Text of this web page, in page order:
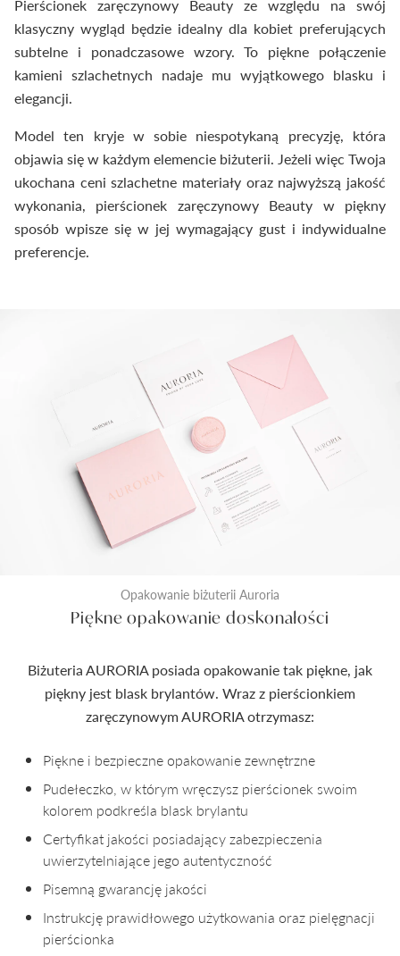
Pierścionek zaręczynowy Beauty ze względu na swój
klasyczny wygląd będzie idealny dla kobiet preferujących
subtelne i ponadczasowe wzory. To piękne połączenie
kamieni szlachetnych nadaje mu wyjątkowego blasku i
elegancji.
Model ten kryje w sobie niespotykaną precyzję, która
objawia się w każdym elemencie biżuterii. Jeżeli więc Twoja
ukochana ceni szlachetne materiały oraz najwyższą jakość
wykonania, pierścionek zaręczynowy Beauty w piękny
sposób wpisze się w jej wymagający gust i indywidualne
preferencje.
Opakowanie biżuterii Auroria
Piękne opakowanie doskonałości
Biżuteria AURORIA posiada opakowanie tak piękne, jak
piękny jest blask brylantów. Wraz z pierścionkiem
zaręczynowym AURORIA otrzymasz:
Piękne i bezpieczne opakowanie zewnętrzne
Pudełeczko, w którym wręczysz pierścionek swoim
kolorem podkreśla blask brylantu
Certyfikat jakości posiadający zabezpieczenia
uwierzytelniające jego autentyczność
Pisemną gwarancję jakości
Instrukcję prawidłowego użytkowania oraz pielęgnacji
pierścionka